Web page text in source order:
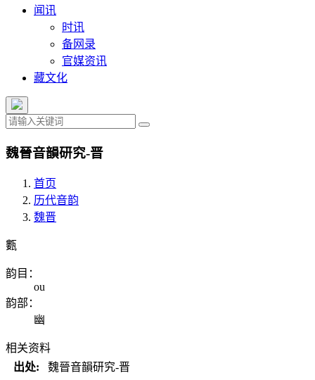
闻讯
时讯
备网录
官媒资讯
藏文化
魏晉音韻研究-晋
首页
历代音韵
魏晋
甊
韵目：
ou
韵部：
幽
相关资料
出处:
魏晉音韻研究-晋